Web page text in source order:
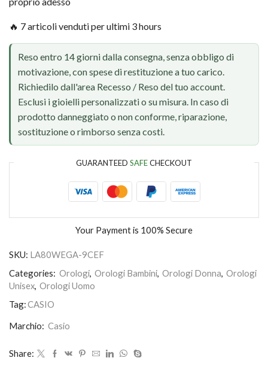
🔥 7 articoli venduti per ultimi 3 hours
Reso entro 14 giorni dalla consegna, senza obbligo di
motivazione, con spese di restituzione a tuo carico.
Richiedilo dall'area Recesso / Reso del tuo account.
Esclusi i gioielli personalizzati o su misura. In caso di
prodotto danneggiato o non conforme, riparazione,
sostituzione o rimborso senza costi.
GUARANTEED SAFECHECKOUT
Your Payment is 100% Secure
SKU: LA80WEGA-9CEF
Categories: Orologi, Orologi Bambini, Orologi Donna, Orologi
Unisex, Orologi Uomo
Tag:CASIO
Marchio: Casio
Share: